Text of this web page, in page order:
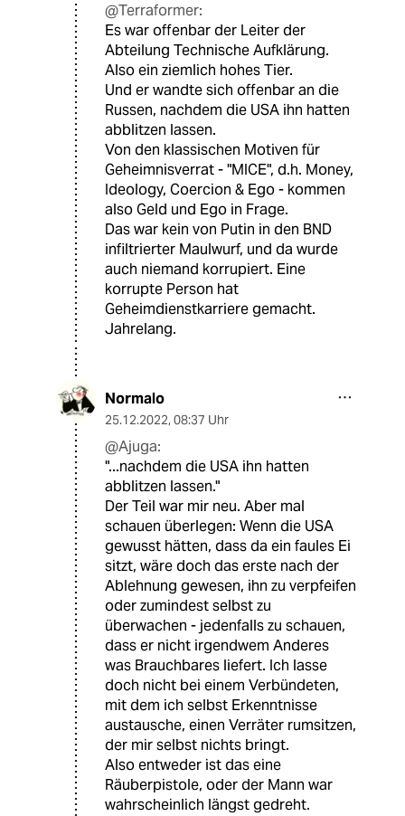
@Terraformer:
Es war offenbar der Leiter der
Abteilung Technische Aufklärung.
Also ein ziemlich hohes Tier.
Und er wandte sich offenbar an die
Russen, nachdem die USA ihn hatten
abblitzen lassen.
Von den klassischen Motiven für
Geheimnisverrat - "MICE", d.h. Money,
Ideology, Coercion & Ego - kommen
also Geld und Ego in Frage.
Das war kein von Putin in den BND
infiltrierter Maulwurf, und da wurde
auch niemand korrupiert. Eine
korrupte Person hat
Geheimdienstkarriere gemacht.
Jahrelang.
Normalo
25.12.2022, 08:37 Uhr
@Ajuga:
"...nachdem die USA ihn hatten
abblitzen lassen."
Der Teil war mir neu. Aber mal
schauen überlegen: Wenn die USA
gewusst hätten, dass da ein faules Ei
sitzt, wäre doch das erste nach der
Ablehnung gewesen, ihn zu verpfeifen
oder zumindest selbst zu
überwachen - jedenfalls zu schauen,
dass er nicht irgendwem Anderes
was Brauchbares liefert. Ich lasse
doch nicht bei einem Verbündeten,
mit dem ich selbst Erkenntnisse
austausche, einen Verräter rumsitzen,
der mir selbst nichts bringt.
Also entweder ist das eine
Räuberpistole, oder der Mann war
wahrscheinlich längst gedreht.